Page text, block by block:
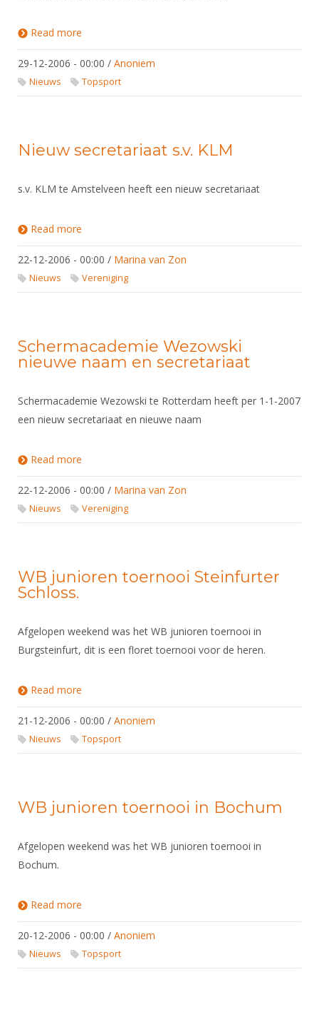
Read more
29-12-2006 - 00:00 / Anoniem
Nieuws Topsport
Nieuw secretariaat s.v. KLM
s.v. KLM te Amstelveen heeft een nieuw secretariaat
Read more
22-12-2006 - 00:00 / Marina van Zon
Nieuws Vereniging
Schermacademie Wezowski
nieuwe naam en secretariaat
Schermacademie Wezowski te Rotterdam heeft per 1-1-2007
een nieuw secretariaat en nieuwe naam
Read more
22-12-2006 - 00:00 / Marina van Zon
Nieuws Vereniging
WB junioren toernooi Steinfurter
Schloss.
Afgelopen weekend was het WB junioren toernooi in
Burgsteinfurt, dit is een floret toernooi voor de heren.
Read more
21-12-2006 - 00:00 / Anoniem
Nieuws Topsport
WB junioren toernooi in Bochum
Afgelopen weekend was het WB junioren toernooi in
Bochum.
Read more
20-12-2006 - 00:00 / Anoniem
Nieuws Topsport